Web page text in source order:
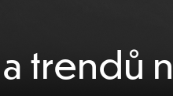
trendů